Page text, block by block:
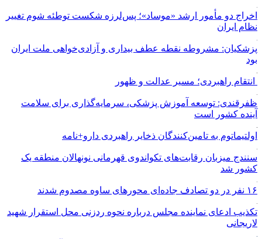
اخراج دو مأمور ارشد «موساد»؛ پس‌لرزه شکست توطئه شوم تغییر
نظام ایران
پزشکیان: مشروطه نقطه عطف بیداری و آزادی‌خواهی ملت ایران
بود
انتقام راهبردی؛ مسیر عدالت و ظهور
ظفرقندی: توسعه آموزش پزشکی، سرمایه‌گذاری برای سلامت
آینده کشور است
اولتیماتوم به تامین‌کنندگان ذخایر راهبردی دارو+نامه
سنندج میزبان رقابت‌های تکواندوی قهرمانی نونهالان منطقه یک
کشور شد
۱۶ نفر در دو تصادف جاده‌ای محورهای ساوه مصدوم شدند
تکذیب ادعای نماینده مجلس درباره نحوه ردزنی محل استقرار شهید
لاریجانی